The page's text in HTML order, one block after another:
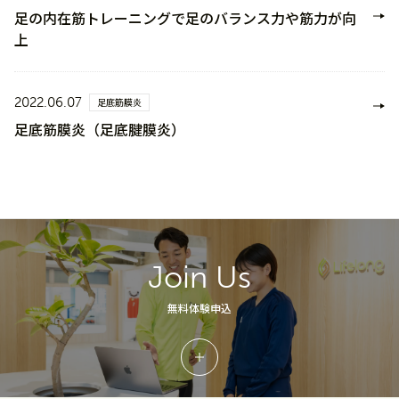
足の内在筋トレーニングで足のバランス力や筋力が向
上
2022.06.07 足底筋膜炎
足底筋膜炎（足底腱膜炎）
Join Us
無料体験申込